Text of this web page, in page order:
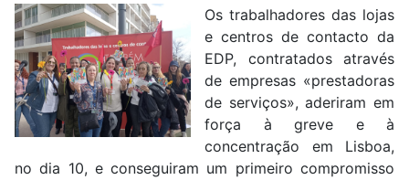
Os trabalhadores das lojas
e centros de contacto da
EDP, contratados através
de empresas «prestadoras
de serviços», aderiram em
força à greve e à
concentração em Lisboa,
no dia 10, e conseguiram um primeiro compromisso